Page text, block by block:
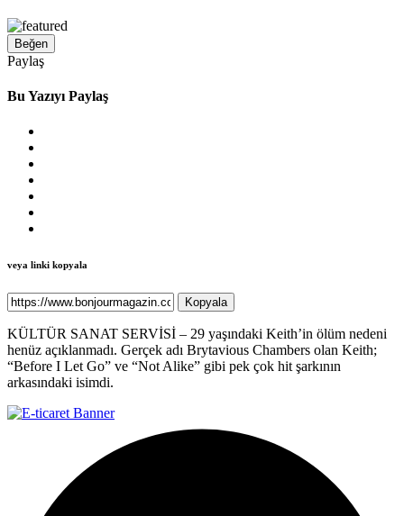
Beğen
Paylaş
Bu Yazıyı Paylaş
veya linki kopyala
Kopyala
KÜLTÜR SANAT SERVİSİ – 29 yaşındaki Keith’in ölüm nedeni
henüz açıklanmadı. Gerçek adı Brytavious Chambers olan Keith;
“Before I Let Go” ve “Not Alike” gibi pek çok hit şarkının
arkasındaki isimdi.